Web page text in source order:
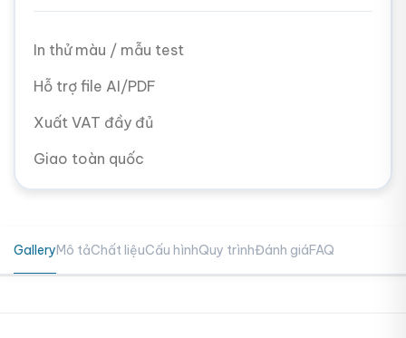
In thử màu / mẫu test
Hỗ trợ file AI/PDF
Xuất VAT đầy đủ
Giao toàn quốc
GalleryMô tảChất liệuCấu hìnhQuy trìnhĐánh giáFAQ